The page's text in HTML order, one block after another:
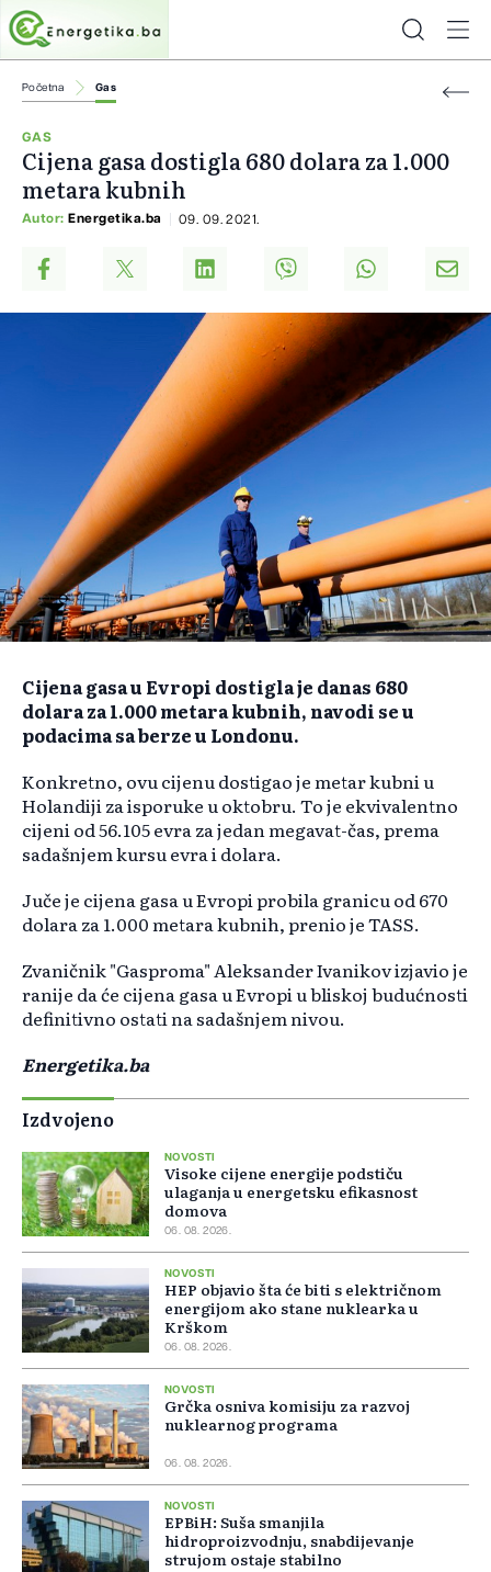
Početna Gas
GAS
Cijena gasa dostigla 680 dolara za 1.000
metara kubnih
Autor: Energetika.ba 09. 09. 2021.
Cijena gasa u Evropi dostigla je danas 680
dolara za 1.000 metara kubnih, navodi se u
podacima sa berze u Londonu.
Konkretno, ovu cijenu dostigao je metar kubni u
Holandiji za isporuke u oktobru. To je ekvivalentno
cijeni od 56.105 evra za jedan megavat-čas, prema
sadašnjem kursu evra i dolara.
Juče je cijena gasa u Evropi probila granicu od 670
dolara za 1.000 metara kubnih, prenio je TASS.
Zvaničnik "Gasproma" Aleksander Ivanikov izjavio je
ranije da će cijena gasa u Evropi u bliskoj budućnosti
definitivno ostati na sadašnjem nivou.
Energetika.ba
Izdvojeno
NOVOSTI
Visoke cijene energije podstiču
ulaganja u energetsku efikasnost
domova
06. 08. 2026.
NOVOSTI
HEP objavio šta će biti s električnom
energijom ako stane nuklearka u
Krškom
06. 08. 2026.
NOVOSTI
Grčka osniva komisiju za razvoj
nuklearnog programa
06. 08. 2026.
NOVOSTI
EPBiH: Suša smanjila
hidroproizvodnju, snabdijevanje
strujom ostaje stabilno